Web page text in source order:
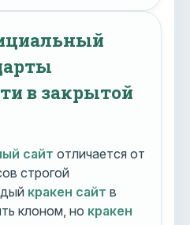
в закрытой
сайт отличается от
строгой
кракен сайт в
клоном, но кракен